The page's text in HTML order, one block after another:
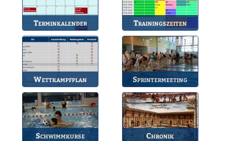
Terminkalender
Die Termine des BSV.
Trainingszeiten
Bahnbelegungen der
Gruppen.
Wettkampfplan
Übersicht der aktuellen
Wettkämpfe.
Sprintermeeting
Jährlicher Wettkampf
des BSV.
Schwimmkurse Chronik